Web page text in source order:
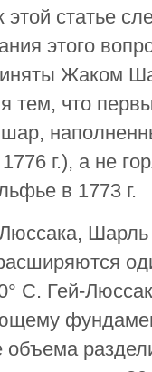
этой статье
этого
Жаком
тем, что
г.), а не
в 1773 г.
С. Гей-